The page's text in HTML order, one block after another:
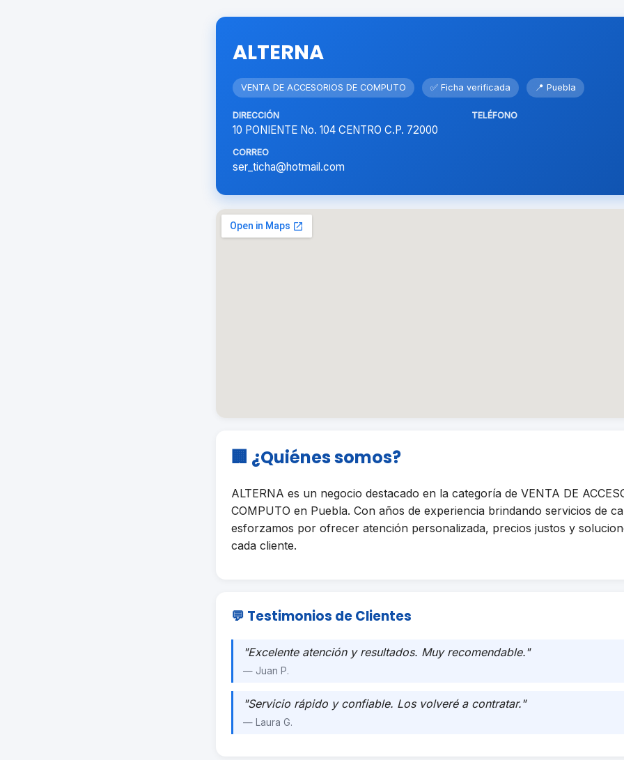
ALTERNA
VENTA DE ACCESORIOS DE COMPUTO ✅ Ficha verificada 📍 Puebla
DIRECCIÓN
10 PONIENTE No. 104 CENTRO C.P. 72000
TELÉFONO
CORREO
ser_ticha@hotmail.com
🏢 ¿Quiénes somos?
ALTERNA es un negocio destacado en la categoría de VENTA DE
COMPUTO en Puebla. Con años de experiencia brindando servicios de
esforzamos por ofrecer atención personalizada, precios justos y
cada cliente.
💬 Testimonios de Clientes
"Excelente atención y resultados. Muy recomendable."
— Juan P.
"Servicio rápido y confiable. Los volveré a contratar."
— Laura G.